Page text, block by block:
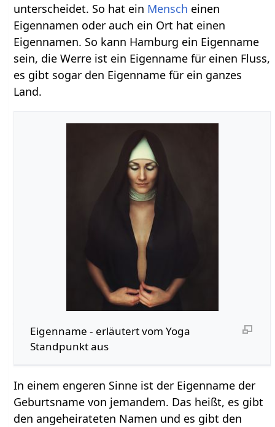
unterscheidet. So hat ein Mensch einen
Eigennamen oder auch ein Ort hat einen
Eigennamen. So kann Hamburg ein Eigenname
sein, die Werre ist ein Eigenname für einen Fluss,
es gibt sogar den Eigenname für ein ganzes
Land.
Eigenname‏‎ - erläutert vom Yoga
Standpunkt aus
In einem engeren Sinne ist der Eigenname der
Geburtsname von jemandem. Das heißt, es gibt
den angeheirateten Namen und es gibt den